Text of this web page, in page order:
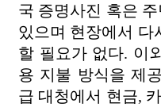
국 증명사진 혹은
있으며 현장에서 다
할 필요가 없다. 이
용 지불 방식을 제
급 대청에서 현금,